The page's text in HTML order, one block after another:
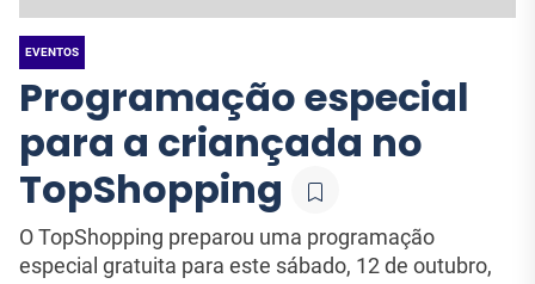
EVENTOS
Programação especial
para a criançada no
TopShopping
O TopShopping preparou uma programação
especial gratuita para este sábado, 12 de outubro,